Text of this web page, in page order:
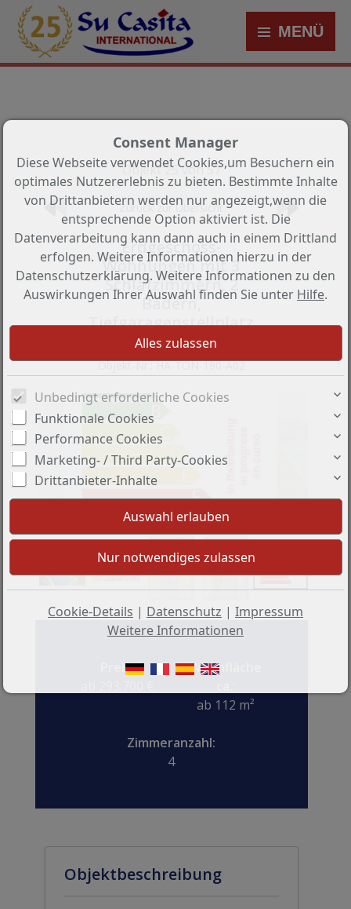
MENÜ
Objekt 25 von 57
Zurück zur Übersicht
Erdgeschoss-
Wohnungen mit 3
Schlafzimmern, 2
Bädern,
Tiefgaragenstellplatz
und Gemeinschaftspool
Objekt-Nr.: HA-TON-190-A02
Preis:
Wohnfläche
ab 112 m²
Zimmeranzahl:
4
Objektbeschreibung
Consent Manager
Diese Webseite verwendet Cookies,um Besuchern ein
optimales Nutzererlebnis zu bieten. Bestimmte Inhalte
von Drittanbietern werden nur angezeigt,wenn die
entsprechende Option aktiviert ist. Die
Datenverarbeitung kann dann auch in einem Drittland
erfolgen. Weitere Informationen hierzu in der
Datenschutzerklärung. Weitere Informationen zu den
Auswirkungen Ihrer Auswahl finden Sie unter Hilfe.
Unbedingt erforderliche Cookies
Funktionale Cookies
Performance Cookies
Marketing- / Third Party-Cookies
Drittanbieter-Inhalte
Cookie-Details | Datenschutz | Impressum
Weitere Informationen